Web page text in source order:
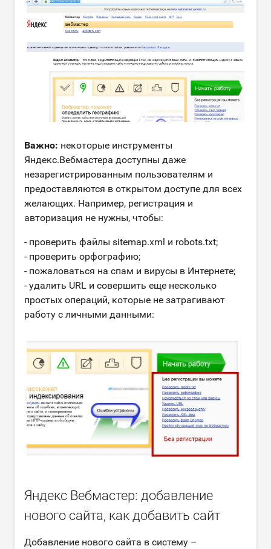
Важно: некоторые инструменты
Яндекс.Вебмастера доступны даже
незарегистрированным пользователям и
предоставляются в открытом доступе для всех
желающих. Например, регистрация и
авторизация не нужны, чтобы:
- проверить файлы sitemap.xml и robots.txt;
- проверить орфографию;
- пожаловаться на спам и вирусы в Интернете;
- удалить URL и совершить еще несколько
простых операций, которые не затрагивают
работу с личными данными:
Яндекс Вебмастер: добавление
нового сайта, как добавить сайт
Добавление нового сайта в систему –